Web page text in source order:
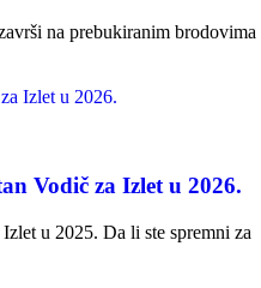
na prebukiranim brodovima
Vodič za Izlet u 2026.
u 2025. Da li ste spremni za